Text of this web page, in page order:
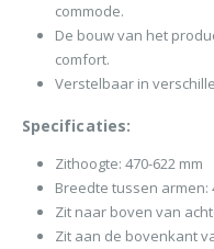
commode.
De bouw van het
comfort.
Verstelbaar in
Specificaties:
Zithoogte: 470-622 mm
Breedte tussen armen:
Zit naar boven van
Zit aan de bovenkant